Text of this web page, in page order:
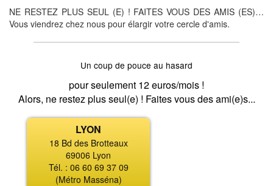
NE RESTEZ PLUS SEUL (E) ! FAITES VOUS DES AMIS (ES)…
Vous viendrez chez nous pour élargir votre cercle d'amis.
Un coup de pouce au hasard
pour seulement 12 euros/mois !
Alors, ne restez plus seul(e) ! Faites vous des ami(e)s...
LYON
18 Bd des Brotteaux
69006 Lyon
Tél. : 06 60 69 37 09
(Métro Masséna)